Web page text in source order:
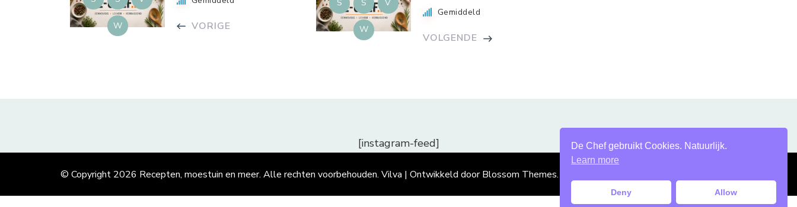
W VORIGE
S S V
W
Gemiddeld
VOLGENDE
[instagram-feed]
© Copyright 2026 Recepten, moestuin en meer. Alle rechten voorbehouden. Vilva | Ontwikkeld doorBlossom Themes. Mogelijk gemaakt door
De Chef gebruikt Cookies. Natuurlijk.
Learn more
Deny Allow